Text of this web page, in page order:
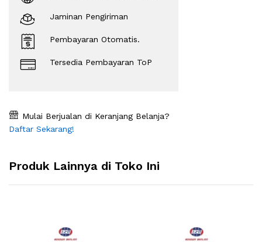
Jaminan Pengiriman
Pembayaran Otomatis.
Tersedia Pembayaran ToP
Mulai Berjualan di Keranjang Belanja?
Daftar Sekarang!
Produk Lainnya di Toko Ini